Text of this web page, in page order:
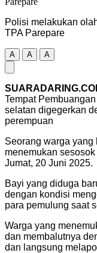
Polisi melakukan
TPA Parepare
A A A
Tempat
selatan digegerkan
perempuan
Seorang warga
menemukan
Jumat, 20 Juni 2025.
Bayi yang diduga
dengan kondisi
para pemulung saat
Warga yang
dan membalutnya
dan langsung